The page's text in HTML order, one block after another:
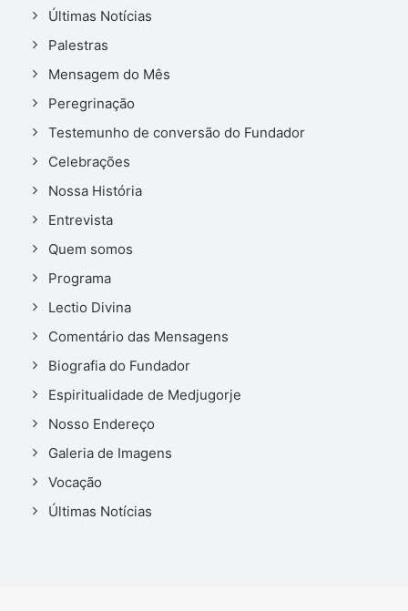
Últimas Notícias
Palestras
Mensagem do Mês
Peregrinação
Testemunho de conversão do Fundador
Celebrações
Nossa História
Entrevista
Quem somos
Programa
Lectio Divina
Comentário das Mensagens
Biografia do Fundador
Espiritualidade de Medjugorje
Nosso Endereço
Galeria de Imagens
Vocação
Últimas Notícias